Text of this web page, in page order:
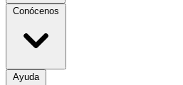
Conócenos
Ayuda